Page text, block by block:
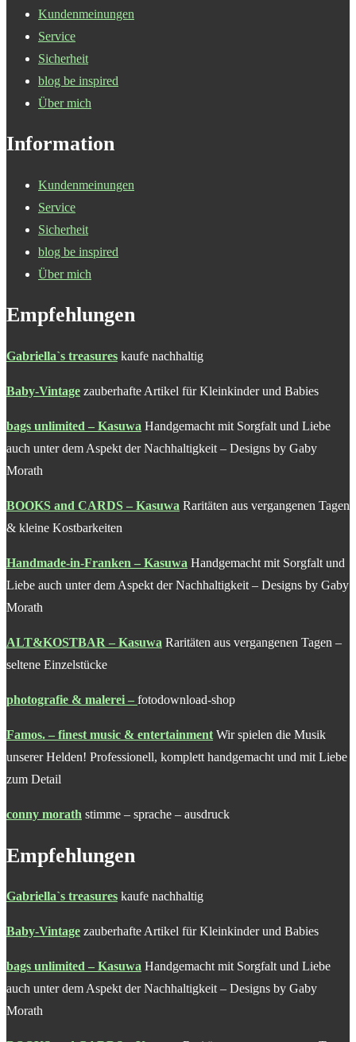
Kundenmeinungen
Service
Sicherheit
blog be inspired
Über mich
Information
Kundenmeinungen
Service
Sicherheit
blog be inspired
Über mich
Empfehlungen
Gabriella`s treasures kaufe nachhaltig
Baby-Vintage zauberhafte Artikel für Kleinkinder und Babies
bags unlimited – Kasuwa Handgemacht mit Sorgfalt und Liebe
auch unter dem Aspekt der Nachhaltigkeit – Designs by Gaby
Morath
BOOKS and CARDS – Kasuwa Raritäten aus vergangenen Tagen
& kleine Kostbarkeiten
Handmade-in-Franken – Kasuwa Handgemacht mit Sorgfalt und
Liebe auch unter dem Aspekt der Nachhaltigkeit – Designs by Gaby
Morath
ALT&KOSTBAR – Kasuwa Raritäten aus vergangenen Tagen –
seltene Einzelstücke
photografie & malerei – fotodownload-shop
Famos. – finest music & entertainment Wir spielen die Musik
unserer Helden! Professionell, komplett handgemacht und mit Liebe
zum Detail
conny morath stimme – sprache – ausdruck
Empfehlungen
Gabriella`s treasures kaufe nachhaltig
Baby-Vintage zauberhafte Artikel für Kleinkinder und Babies
bags unlimited – Kasuwa Handgemacht mit Sorgfalt und Liebe
auch unter dem Aspekt der Nachhaltigkeit – Designs by Gaby
Morath